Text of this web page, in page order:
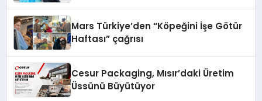
Mars Türkiye’den “Köpeğini İşe Götür
Haftası” çağrısı
Cesur Packaging, Mısır’daki Üretim
Üssünü Büyütüyor